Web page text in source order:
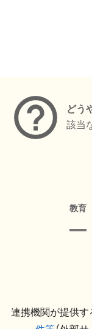
どう
該当
教育
連携機関が提供す